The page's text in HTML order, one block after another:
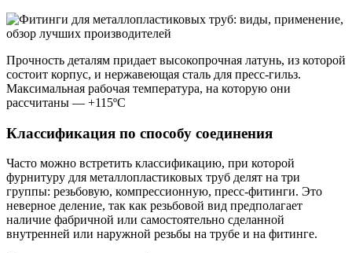
Прочность деталям придает высокопрочная латунь, из которой
состоит корпус, и нержавеющая сталь для пресс-гильз.
Максимальная рабочая температура, на которую они
рассчитаны — +115ºС
Классификация по способу соединения
Часто можно встретить классификацию, при которой
фурнитуру для металлопластиковых труб делят на три
группы: резьбовую, компрессионную, пресс-фитинги. Это
неверное деление, так как резьбовой вид предполагает
наличие фабричной или самостоятельно сделанной
внутренней или наружной резьбы на трубе и на фитинге.